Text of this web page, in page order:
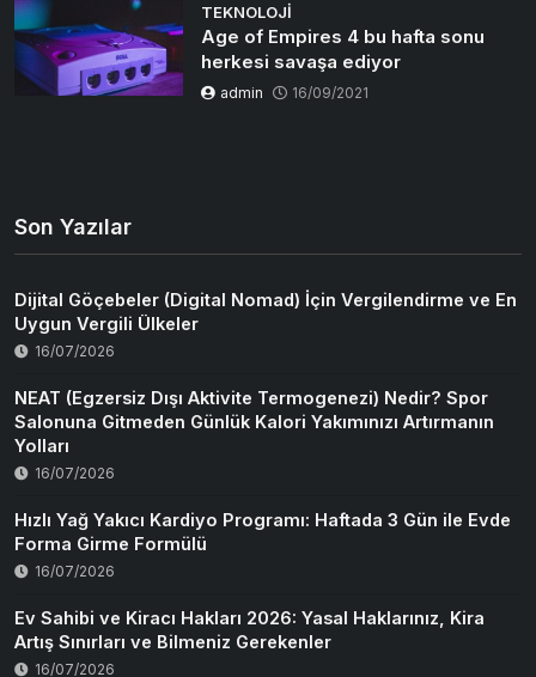
TEKNOLOJI
Age of Empires 4 bu hafta sonu
herkesi savaşa ediyor
admin 16/09/2021
Son Yazılar
Dijital Göçebeler (Digital Nomad) İçin Vergilendirme ve En
Uygun Vergili Ülkeler
16/07/2026
NEAT (Egzersiz Dışı Aktivite Termogenezi) Nedir? Spor
Salonuna Gitmeden Günlük Kalori Yakımınızı Artırmanın
Yolları
16/07/2026
Hızlı Yağ Yakıcı Kardiyo Programı: Haftada 3 Gün ile Evde
Forma Girme Formülü
16/07/2026
Ev Sahibi ve Kiracı Hakları 2026: Yasal Haklarınız, Kira
Artış Sınırları ve Bilmeniz Gerekenler
16/07/2026